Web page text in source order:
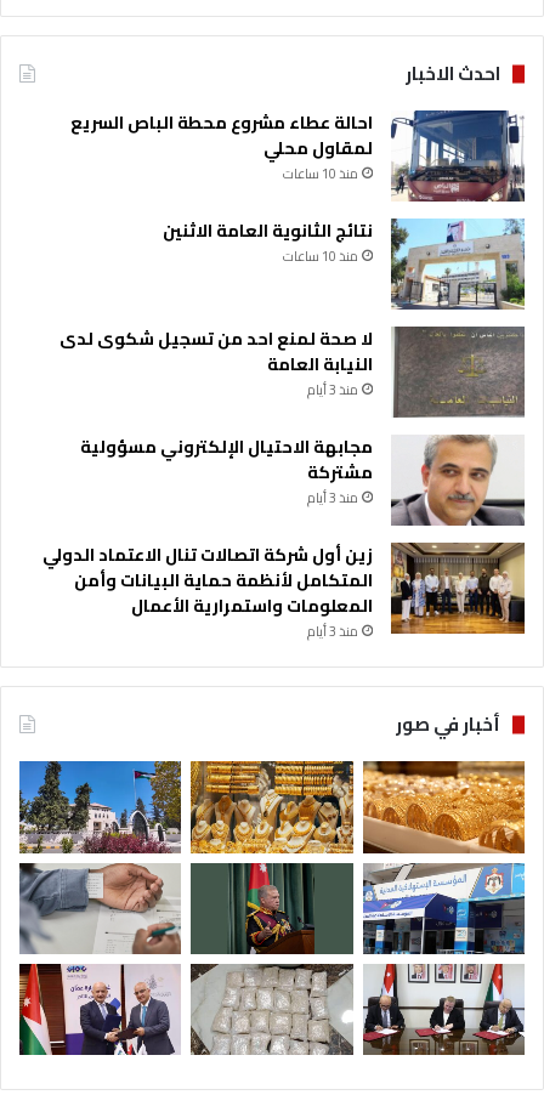
احدث الاخبار
احالة عطاء مشروع محطة الباص السريع
لمقاول محلي
منذ 10 ساعات
نتائج الثانوية العامة الاثنين
منذ 10 ساعات
لا صحة لمنع احد من تسجيل شكوى لدى
النيابة العامة
منذ 3 أيام
مجابهة الاحتيال الإلكتروني مسؤولية
مشتركة
منذ 3 أيام
زين أول شركة اتصالات تنال الاعتماد الدولي
المتكامل لأنظمة حماية البيانات وأمن
المعلومات واستمرارية الأعمال
منذ 3 أيام
أخبار في صور